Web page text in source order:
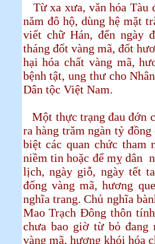
Từ xa xưa, văn hóa Tàu
năm đô hộ, dùng hệ mặt
viết chữ Hán, đến ngày
tháng đốt vàng mã, đốt
hại hóa chất vàng mã,
bệnh tật, ung thư cho
Dân tộc Việt Nam.
Một thực trạng đau đớn
ra hàng trăm ngàn tỷ
biệt các quan chức tham
niềm tin hoặc để mỵ dân
lịch, ngày giỗ, ngày tết
đống vàng mã, hương
nghĩa trang. Chủ nghĩa
Mao Trạch Đông thôn
chưa bao giờ từ bỏ đang
vàng mã, hương khói hóa